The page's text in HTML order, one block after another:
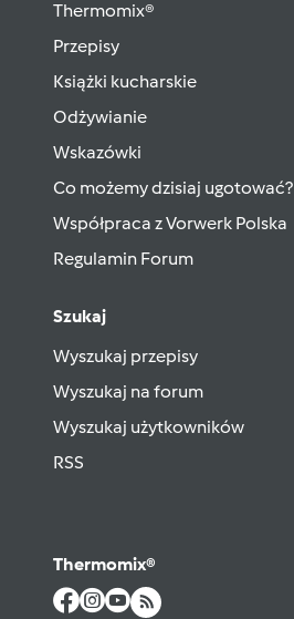
Thermomix®
Przepisy
Książki kucharskie
Odżywianie
Wskazówki
Co możemy dzisiaj ugotować?
Współpraca z Vorwerk Polska
Regulamin Forum
Szukaj
Wyszukaj przepisy
Wyszukaj na forum
Wyszukaj użytkowników
RSS
Thermomix®